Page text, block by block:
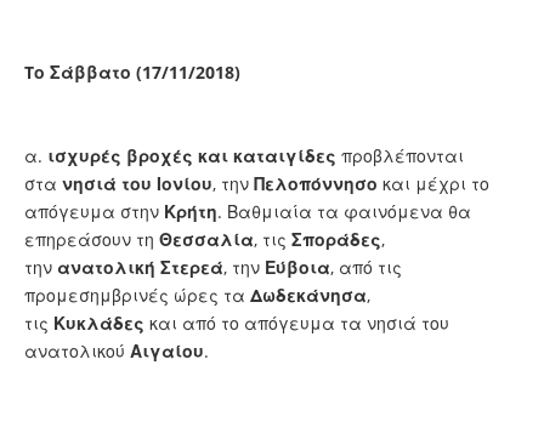
Tο Σάββατο (17/11/2018)
α. ισχυρές βροχές και καταιγίδες προβλέπονται
στα νησιά του Ιονίου, την Πελοπόννησο και μέχρι το
απόγευμα στην Κρήτη. Βαθμιαία τα φαινόμενα θα
επηρεάσουν τη Θεσσαλία, τις Σποράδες,
την ανατολική Στερεά, την Εύβοια, από τις
προμεσημβρινές ώρες τα Δωδεκάνησα,
τις Κυκλάδες και από το απόγευμα τα νησιά του
ανατολικού Αιγαίου.